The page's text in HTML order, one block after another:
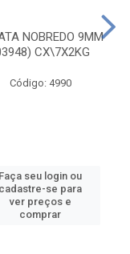
NOBREDO 9MM
CX\7X2KG
Código: 4990
Faça seu login ou
cadastre-se para
ver preços e
comprar